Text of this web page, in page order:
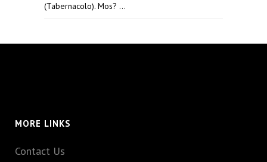
(Tabernacolo). Mos? …
MORE LINKS
Contact Us